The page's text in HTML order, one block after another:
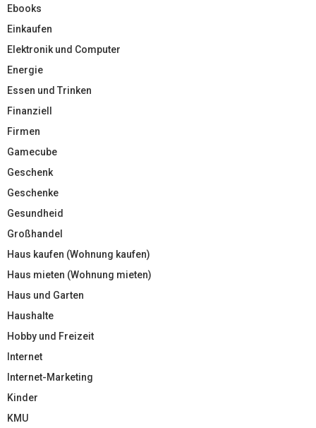
Ebooks
Einkaufen
Elektronik und Computer
Energie
Essen und Trinken
Finanziell
Firmen
Gamecube
Geschenk
Geschenke
Gesundheid
Großhandel
Haus kaufen (Wohnung kaufen)
Haus mieten (Wohnung mieten)
Haus und Garten
Haushalte
Hobby und Freizeit
Internet
Internet-Marketing
Kinder
KMU